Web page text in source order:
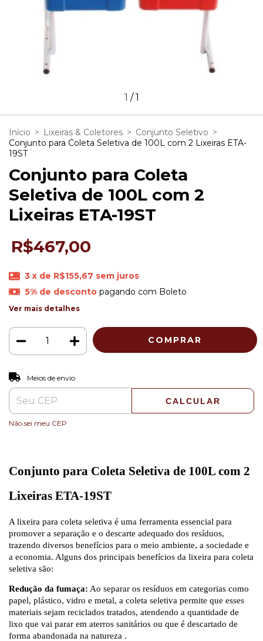
1 /1
Início > Lixeiras & Coletores > Conjunto Seletivo >
Conjunto para Coleta Seletiva de 100L com 2 Lixeiras ETA-
19ST
Conjunto para Coleta
Seletiva de 100L com 2
Lixeiras ETA-19ST
R$467,00
3 x de R$155,67 sem juros
5% de descontopagando com Boleto
Ver mais detalhes
Entregas para o CEP:
Meios de envio
CALCULAR
Não sei meu CEP
Conjunto para Coleta Seletiva de 100L com 2
Lixeiras ETA-19ST
A lixeira para coleta seletiva é uma ferramenta essencial para
promover a separação e o descarte adequado dos resíduos,
trazendo diversos benefícios para o meio ambiente, a sociedade e
a economia. Alguns dos principais benefícios da lixeira para coleta
seletiva são:
Redução da fumaça: Ao separar os resíduos em categorias como
papel, plástico, vidro e metal, a coleta seletiva permite que esses
materiais sejam reciclados tratados, atendendo a quantidade de
lixo que vai parar em aterros sanitários ou que é descartado de
forma abandonada na natureza .